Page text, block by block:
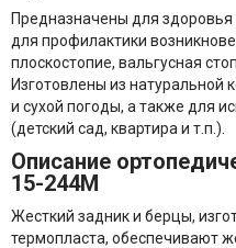
Предназначены для здоровья
для профилактики
плоскостопие, вальгусная
Изготовлены из натуральной
и сухой погоды, а также для
(детский сад, квартира и т.п.).
Описание
15-244M
Жесткий задник и берцы,
термопласта, обеспечивают